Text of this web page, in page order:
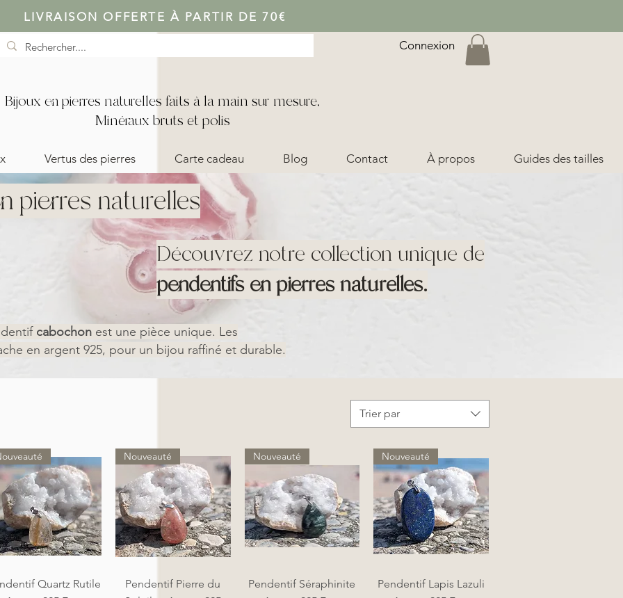
LIVRAISON OFFERTE À PARTIR DE 70€
Connexion
Bijoux en pierres naturelles faits à la main sur mesure,
Minéraux bruts et polis
Vertus des pierres Carte cadeau Blog Contact À propos Guides des tailles
pierres naturelles
Découvrez notre collection unique de
pendentifs en pierres naturelles.
cabochon est une pièce unique. Les
en argent 925, pour un bijou raffiné et durable.
Trier par
Aperçu rapide
Quartz Rutile
Aperçu rapide
Nouveauté
Pendentif Pierre du
Aperçu rapide
Nouveauté
Pendentif Séraphinite
Aperçu rapide
Nouveauté
Pendentif Lapis Lazuli